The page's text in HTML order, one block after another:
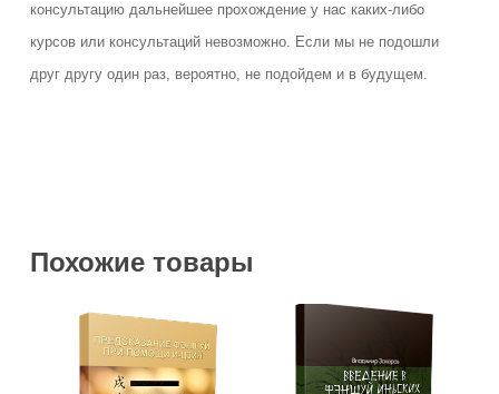
консультацию дальнейшее прохождение у нас каких-либо
курсов или консультаций невозможно. Если мы не подошли
друг другу один раз, вероятно, не подойдем и в будущем.
Похожие товары